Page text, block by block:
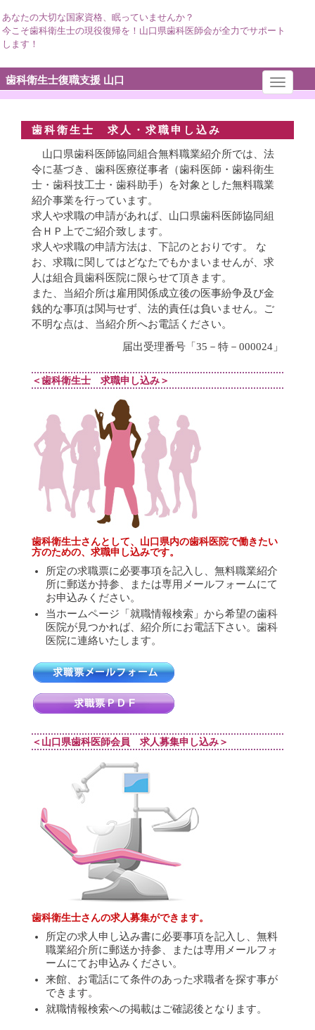
あなたの大切な国家資格、眠っていませんか？
今こそ歯科衛生士の現役復帰を！山口県歯科医師会が全力でサポート
します！
歯科衛生士復職支援 山口
Toggle
歯科衛生士 求人・求職申し込み
山口県歯科医師協同組合無料職業紹介所では、法
令に基づき、歯科医療従事者（歯科医師・歯科衛生
士・歯科技工士・歯科助手）を対象とした無料職業
紹介事業を行っています。
求人や求職の申請があれば、山口県歯科医師協同組
合ＨＰ上でご紹介致します。
求人や求職の申請方法は、下記のとおりです。 な
お、求職に関してはどなたでもかまいませんが、求
人は組合員歯科医院に限らせて頂きます。
また、当紹介所は雇用関係成立後の医事紛争及び金
銭的な事項は関与せず、法的責任は負いません。ご
不明な点は、当紹介所へお電話ください。
届出受理番号「35－特－000024」
＜歯科衛生士 求職申し込み＞
歯科衛生士さんとして、山口県内の歯科医院で働きたい
方のための、求職申し込みです。
所定の求職票に必要事項を記入し、無料職業紹介
所に郵送か持参、または専用メールフォームにて
お申込みください。
当ホームページ「就職情報検索」から希望の歯科
医院が見つかれば、紹介所にお電話下さい。歯科
医院に連絡いたします。
＜山口県歯科医師会員 求人募集申し込み＞
歯科衛生士さんの求人募集ができます。
所定の求人申し込み書に必要事項を記入し、無料
職業紹介所に郵送か持参、または専用メールフォ
ームにてお申込みください。
来館、お電話にて条件のあった求職者を探す事が
できます。
就職情報検索への掲載はご確認後となります。